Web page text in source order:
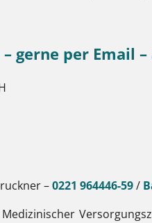
gerne per Email –
–0221 964446-59/